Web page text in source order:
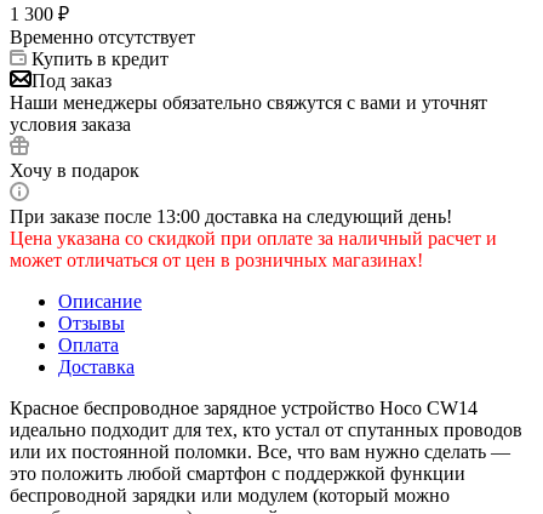
1 300 ₽
Временно отсутствует
Купить в кредит
Под заказ
Наши менеджеры обязательно свяжутся с вами и уточнят
условия заказа
Хочу в подарок
При заказе после 13:00 доставка на следующий день!
Цена указана со скидкой при оплате за наличный расчет и
может отличаться от цен в розничных магазинах!
Описание
Отзывы
Оплата
Доставка
Красное беспроводное зарядное устройство Hoco CW14
идеально подходит для тех, кто устал от спутанных проводов
или их постоянной поломки. Все, что вам нужно сделать —
это положить любой смартфон с поддержкой функции
беспроводной зарядки или модулем (который можно